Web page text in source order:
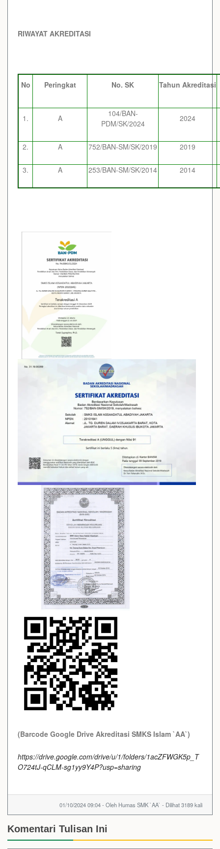
RIWAYAT AKREDITASI
No Peringkat No. SK Tahun Akreditasi
1. A
104/BAN-
PDM/SK/2024
2024
2. A 752/BAN-SM/SK/2019 2019
3. A 253/BAN-SM/SK/2014 2014
(Barcode Google Drive Akreditasi SMKS Islam `AA`)
https://drive.google.com/drive/u/1/folders/1acZFWGK5p_T
O724tJ-qCLM-sg1yy9Y4P?usp=sharing
01/10/2024 09:04 - Oleh Humas SMK `AA` - Dilihat 3189 kali
Komentari Tulisan Ini